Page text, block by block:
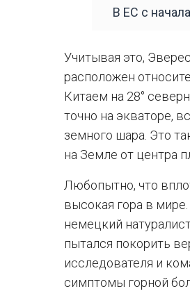
В ЕС с
Учитывая это,
расположен
Китаем на 28°
точно на экваторе,
земного шара. Это
на Земле от центра
Любопытно, что
высокая гора в
немецкий
пытался покорить
исследователя и
симптомы горной